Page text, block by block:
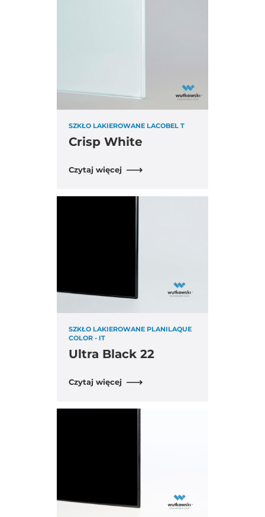
SZKŁO LAKIEROWANE LACOBEL T
Crisp White
Czytaj więcej
SZKŁO LAKIEROWANE PLANILAQUE
COLOR - IT
Ultra Black 22
Czytaj więcej